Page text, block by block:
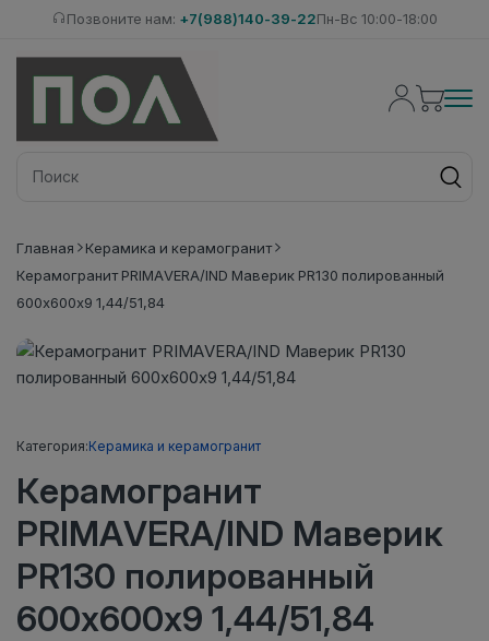
Позвоните нам: +7(988)140-39-22Пн-Вс 10:00-18:00
Главная
Керамика и керамогранит
Керамогранит PRIMAVERA/IND Маверик PR130 полированный
600х600х9 1,44/51,84
Категория:Керамика и керамогранит
Керамогранит
PRIMAVERA/IND Маверик
PR130 полированный
600х600х9 1,44/51,84